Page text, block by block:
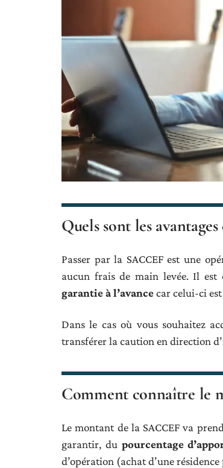
Quels sont les
Passer par la SACCEF est une
aucun frais de main levée. Il est
garantie à l’avancecar celui-ci est
Dans le cas où vous souhaitez
transférer la caution en direction
Comment connaître le
Le montant de la SACCEF va
garantir, du pourcentage
d’opération (achat d’une